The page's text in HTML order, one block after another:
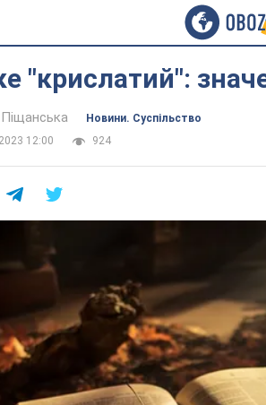
"крислатий":
Новини. Суспільство
12:00
924